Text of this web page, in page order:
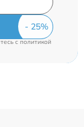
cполитикой